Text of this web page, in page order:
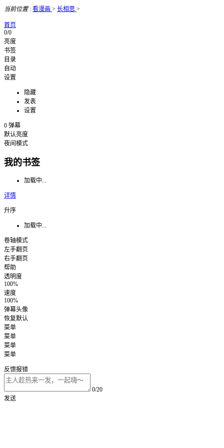
当前位置: 看漫画 > 长相思 >
首页
0/0
亮度
书签
目录
自动
设置
隐藏
发表
设置
0 弹幕
默认亮度
夜间模式
我的书签
加载中...
详情
升序
加载中...
卷轴模式
左手翻页
右手翻页
帮助
透明度
100%
速度
100%
弹幕头像
恢复默认
菜单
菜单
菜单
菜单
反馈报错
0/20
发送